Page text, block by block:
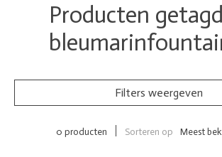
Producten
Filters weergeven
0 producten Sorteren op Meest